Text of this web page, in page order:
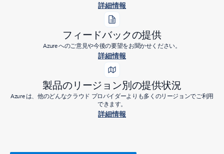
詳細情報
フィードバックの提供
Azure へのご意見や今後の要望をお聞かせください。
詳細情報
製品のリージョン別の提供状況
Azure は、他のどんなクラウド プロバイダーよりも多くのリージョンでご利用
できます。
詳細情報